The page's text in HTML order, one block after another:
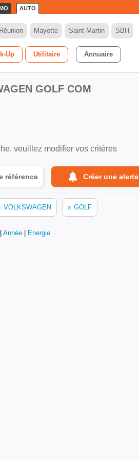
AUTO
Réunion Mayotte Saint-Martin SBH
Up Utilitaire Annuaire
GOLF COM
veuillez modifier vos critères
référence Créer une alerte
VOLKSWAGEN x GOLF
Année Energie